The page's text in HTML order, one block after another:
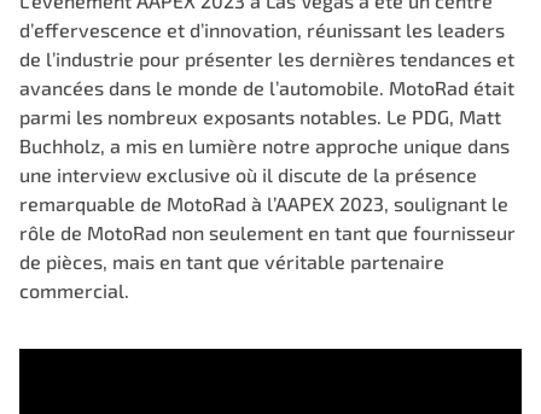
d’effervescence et d’innovation, réunissant les leaders
de l’industrie pour présenter les dernières tendances et
avancées dans le monde de l’automobile. MotoRad était
parmi les nombreux exposants notables. Le PDG, Matt
Buchholz, a mis en lumière notre approche unique dans
une interview exclusive où il discute de la présence
remarquable de MotoRad à l’AAPEX 2023, soulignant le
rôle de MotoRad non seulement en tant que fournisseur
de pièces, mais en tant que véritable partenaire
commercial.